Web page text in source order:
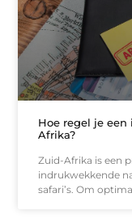
Hoe regel je
Afrika?
Zuid-Afrika is een
indrukwekkende
safari’s. Om